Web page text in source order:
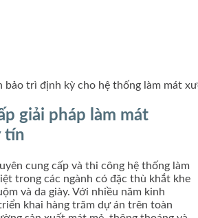
bảo trì định kỳ cho hệ thống làm mát
giải pháp làm mát
tín
cung cấp và thi công hệ thống làm
trong các ngành có đặc thù khắt khe
và da giày. Với nhiều năm kinh
khai hàng trăm dự án trên toàn